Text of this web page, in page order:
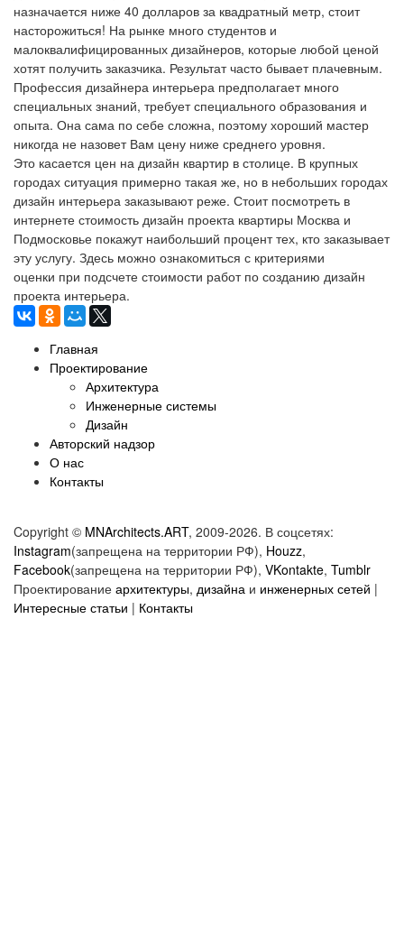
назначается ниже 40 долларов за квадратный метр, стоит
насторожиться! На рынке много студентов и
малоквалифицированных дизайнеров, которые любой ценой
хотят получить заказчика. Результат часто бывает плачевным.
Профессия дизайнера интерьера предполагает много
специальных знаний, требует специального образования и
опыта. Она сама по себе сложна, поэтому хороший мастер
никогда не назовет Вам цену ниже среднего уровня.
Это касается цен на дизайн квартир в столице. В крупных
городах ситуация примерно такая же, но в небольших городах
дизайн интерьера заказывают реже. Стоит посмотреть в
интернете стоимость дизайн проекта квартиры Москва и
Подмосковье покажут наибольший процент тех, кто заказывает
эту услугу. Здесь можно ознакомиться с критериями
оценки при подсчете стоимости работ по созданию дизайн
проекта интерьера.
Главная
Проектирование
Архитектура
Инженерные системы
Дизайн
Авторский надзор
О нас
Контакты
Copyright © MNArchitects.ART, 2009-2026. В соцсетях:
Instagram(запрещена на территории РФ), Houzz,
Facebook(запрещена на территории РФ), VKontakte, Tumblr
Проектирование архитектуры, дизайна и инженерных сетей |
Интересные статьи | Контакты